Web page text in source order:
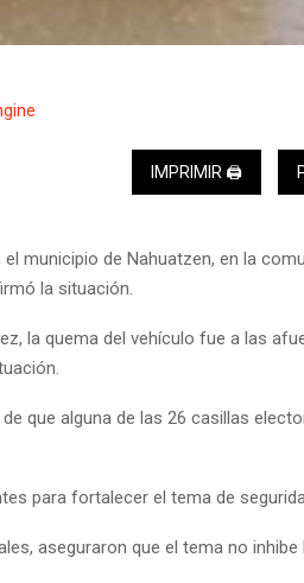
IMPRIMIR 🖨
municipio de Nahuatzen, en la
la situación.
la quema del vehículo fue a las
que alguna de las 26 casillas
para fortalecer el tema de
aseguraron que el tema no inhibe